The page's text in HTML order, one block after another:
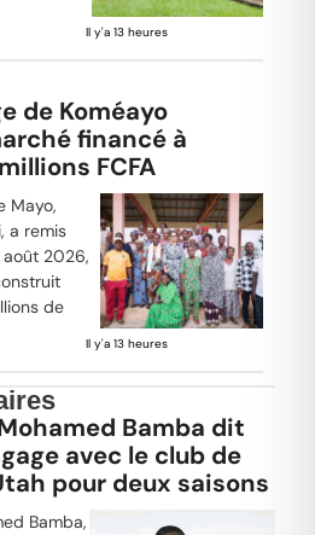
Il y'a 13 heures
de Koméayo
financé à
FCFA
Mayo,
a remis
2026,
de
Il y'a 13 heures
Bamba dit
avec le club de
pour deux saisons
Bamba,